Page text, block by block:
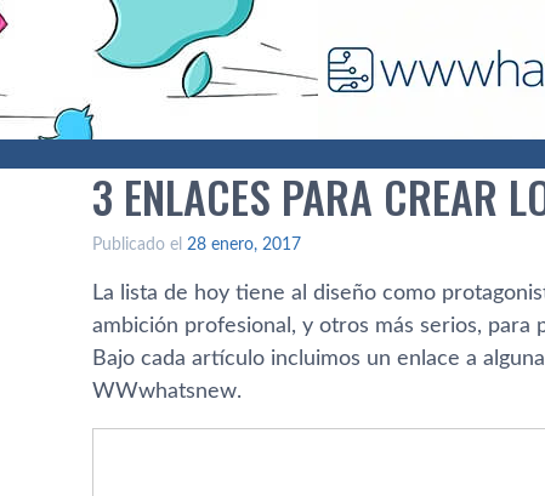
3 ENLACES PARA CREAR
Publicado el 28 enero, 2017
La lista de hoy tiene al diseño como
ambición profesional, y otros más serios,
Bajo cada artí­culo incluimos un enlace a
WWwhatsnew.